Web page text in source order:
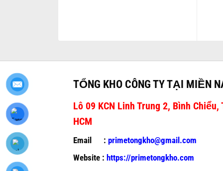
TỔNG KHO CÔNG TY TẠI MIỀN
Lô 09 KCN Linh Trung 2, Bình Chiểu,
HCM
Email : primetongkho@gmail.com
Website : https://primetongkho.com